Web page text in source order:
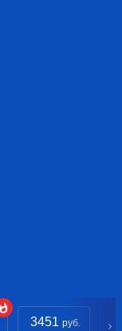
3451 руб.